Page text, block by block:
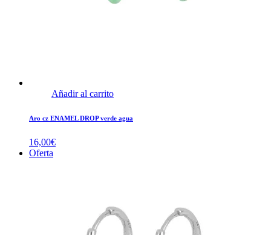
Añadir al carrito
Aro cz ENAMEL DROP verde agua
16,00€
Oferta